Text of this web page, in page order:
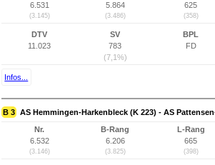
6.531
(3.145)
5.864
(3.486)
625
(358)
DTV
11.023
SV
783
(7,1%)
BPL
FD
Infos...
B 3 AS Hemmingen-Harkenbleck (K 223) - AS
Nr.
6.532
(3.146)
B-Rang
6.206
(3.825)
L-Rang
665
(398)